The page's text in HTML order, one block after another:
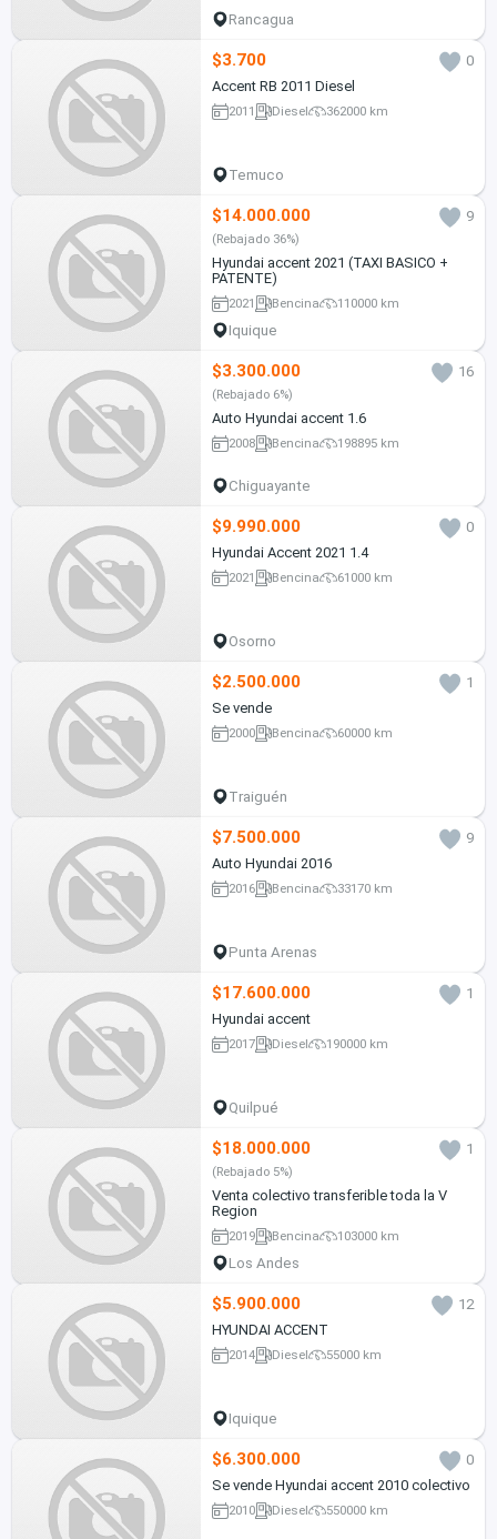
Rancagua
$3.700
0
Accent RB 2011 Diesel
2011 Diesel 362000 km
Temuco
$14.000.000 9
(Rebajado 36%)
Hyundai accent 2021 (TAXI BASICO +
PATENTE)
2021 Bencina 110000 km
Iquique
$3.300.000 16
(Rebajado 6%)
Auto Hyundai accent 1.6
2008 Bencina 198895 km
Chiguayante
$9.990.000
0
Hyundai Accent 2021 1.4
2021 Bencina 61000 km
Osorno
$2.500.000
1
Se vende
2000 Bencina 60000 km
Traiguén
$7.500.000
9
Auto Hyundai 2016
2016 Bencina 33170 km
Punta Arenas
$17.600.000
1
Hyundai accent
2017 Diesel 190000 km
Quilpué
$18.000.000 1
(Rebajado 5%)
Venta colectivo transferible toda la V
Region
2019 Bencina 103000 km
Los Andes
$5.900.000
12
HYUNDAI ACCENT
2014 Diesel 55000 km
Iquique
$6.300.000
0
Se vende Hyundai accent 2010 colectivo
2010 Diesel 550000 km